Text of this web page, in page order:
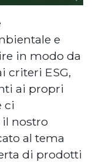
e
in modo da
criteri ESG,
ai propri
ci
nostro
al tema
di prodotti